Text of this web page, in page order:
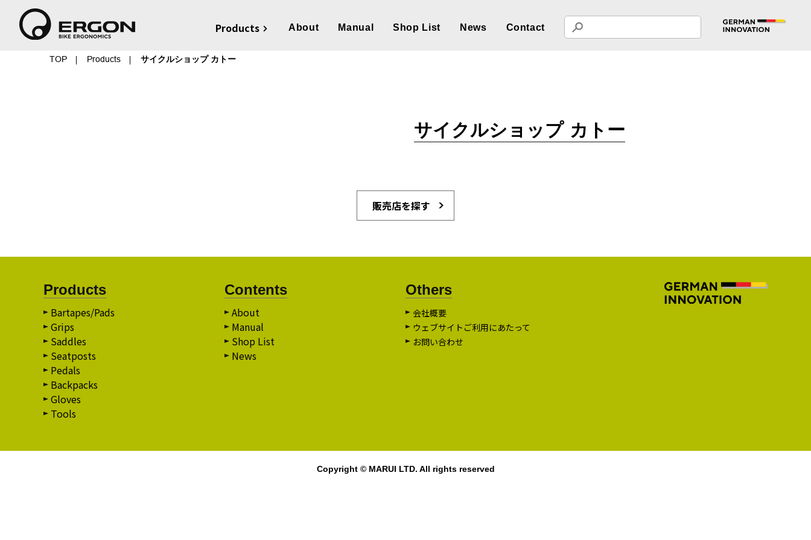
Products About Manual Shop List News Contact
TOP Products サイクルショップ カトー
サイクルショップ カトー
販売店を探す
Products
Bartapes/Pads
Grips
Saddles
Seatposts
Pedals
Backpacks
Gloves
Tools
Contents
About
Manual
Shop List
News
Others
会社概要
ウェブサイトご利用にあたって
お問い合わせ
Copyright © MARUI LTD. All rights reserved